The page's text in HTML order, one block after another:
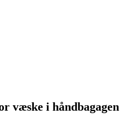
væske i håndbagagen